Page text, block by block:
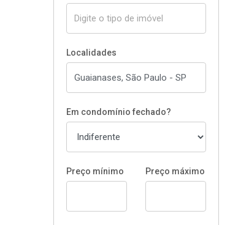
Localidades
Em condomínio fechado?
Preço mínimo Preço máximo